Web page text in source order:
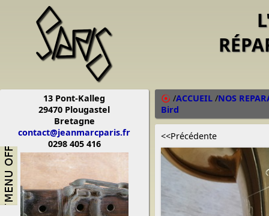
13 Pont-Kalleg
29470 Plougastel
Bretagne
contact@jeanmarcparis.fr
0298 405 416
/ACCUEIL /NOS
Bird
<<Précédente